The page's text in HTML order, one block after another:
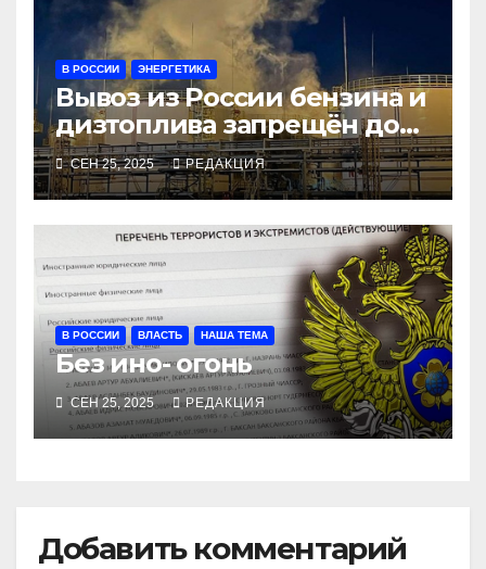
В РОССИИ ЭНЕРГЕТИКА
Вывоз из России бензина и
дизтоплива запрещён до
конца года
СЕН 25, 2025 РЕДАКЦИЯ
В РОССИИ ВЛАСТЬ НАША ТЕМА
Без ино- огонь
СЕН 25, 2025 РЕДАКЦИЯ
Добавить комментарий